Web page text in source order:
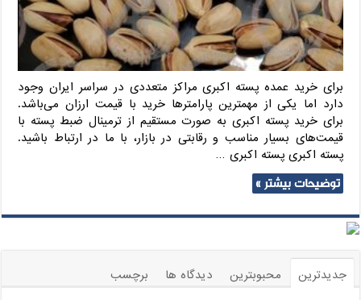
برای خرید عمده پسته اکبری مراکز متعددی در سراسر ایران وجود
دارد اما یکی از مهمترین پارامترها خرید با قیمت ارزان می‌باشد.
برای خرید پسته اکبری به صورت مستقیم از ترمینال ضبط پسته با
قیمت‌های بسیار مناسب و رقابتی در بازار، با ما در ارتباط باشید.
پسته اکبری پسته اکبری …
توضیحات بیشتر »
جدیدترین محبوبترین دیدگاه ها
برچسب